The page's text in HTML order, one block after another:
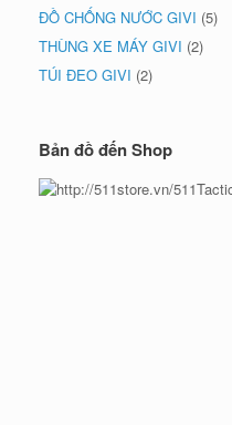
ĐỒ CHỐNG NƯỚC GIVI (5)
THÙNG XE MÁY GIVI (2)
TÚI ĐEO GIVI (2)
Bản đồ đến Shop